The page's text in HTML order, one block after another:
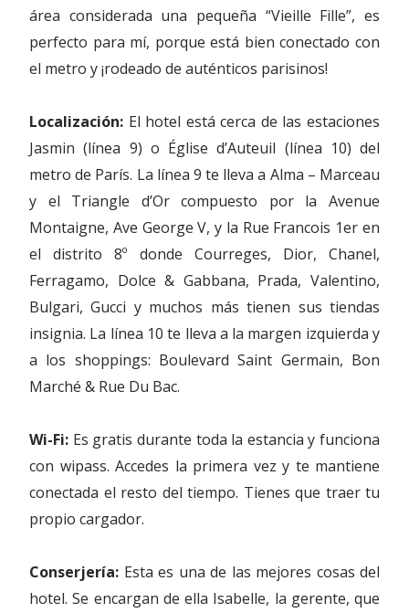
área considerada una pequeña “Vieille Fille”, es
perfecto para mí, porque está bien conectado con
el metro y ¡rodeado de auténticos parisinos!
Localización: El hotel está cerca de las estaciones
Jasmin (línea 9) o Église d’Auteuil (línea 10) del
metro de París. La línea 9 te lleva a Alma – Marceau
y el Triangle d’Or compuesto por la Avenue
Montaigne, Ave George V, y la Rue Francois 1er en
el distrito 8º donde Courreges, Dior, Chanel,
Ferragamo, Dolce & Gabbana, Prada, Valentino,
Bulgari, Gucci y muchos más tienen sus tiendas
insignia. La línea 10 te lleva a la margen izquierda y
a los shoppings: Boulevard Saint Germain, Bon
Marché & Rue Du Bac.
Wi-Fi: Es gratis durante toda la estancia y funciona
con wipass. Accedes la primera vez y te mantiene
conectada el resto del tiempo. Tienes que traer tu
propio cargador.
Conserjería: Esta es una de las mejores cosas del
hotel. Se encargan de ella Isabelle, la gerente, que